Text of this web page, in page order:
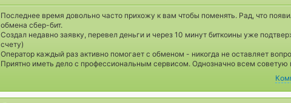
Последнее время довольно часто прихожу к вам чтобы поменять. Рад, что
обмена сбер-бит.
Создал недавно заявку, перевел деньги и через 10 минут биткоины уже
счету)
Оператор каждый раз активно помогает с обменом - никогда не оставляет
Приятно иметь дело с профессиональным сервисом. Однозначно всем советую